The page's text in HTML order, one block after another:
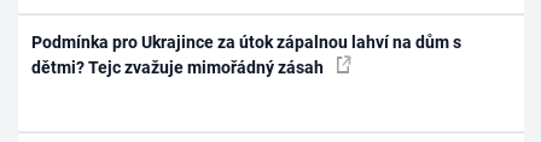
Podmínka pro Ukrajince za útok zápalnou lahví na dům s
dětmi? Tejc zvažuje mimořádný zásah